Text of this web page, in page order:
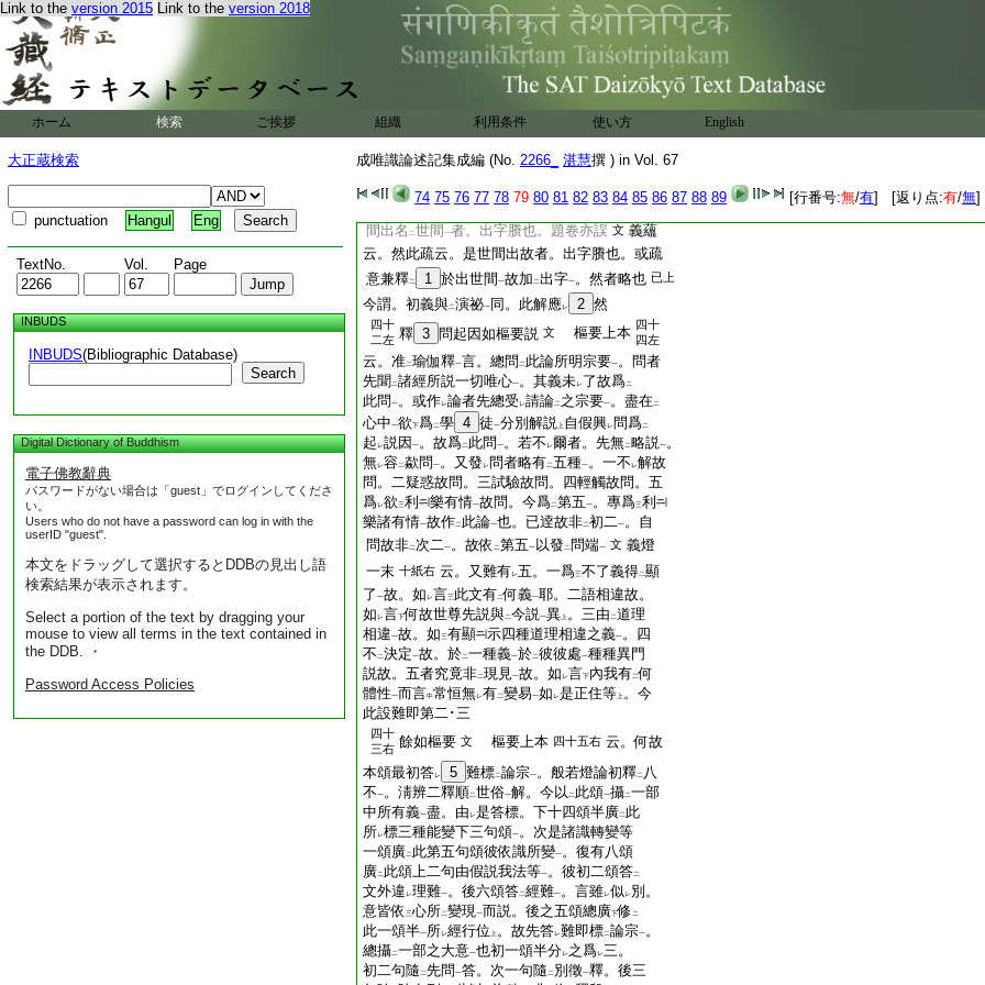
Link to the version 2015 Link to the version 2018
ホーム 検索 ご挨拶 組織 利用条件 使い方 English
大正蔵検索
punctuation Hangul Eng
TextNo. Vol. Page
INBUDS
INBUDS(Bibliographic Database)
Search
Digital Dictionary of Buddhism
電子佛教辭典
パスワードがない場合は「guest」でログインしてくださ
い。
Users who do not have a password can log in with the
userID "guest".
本文をドラッグして選択するとDDBの見出し語
検索結果が表示されます。
Select a portion of the text by dragging your
mouse to view all terms in the text contained in
the DDB. ・
Password Access Policies
成唯識論述記集成編 (No. 2266_ 湛慧撰 ) in Vol. 67
74 75 76 77 78 79 80 81 82 83 84 85 86 87 88 89 [行番号:無/有] [返り点:有/無]
那生滅後依 於前 而得 起故。名二依世間 。一
切諸法皆七囀聲之所目故。第八呼聲以
召
彼故更無二別義一 。故略不 レ 説 文 演祕云。按 二彼
云。是六 11 波羅蜜何因縁故
。舍利子。世間者。謂六波
羅蜜是世間故。乃至依二 世間 二世間 一
故。拔
出世間 故。由 世間 一出故。爲 二 世間 出
故。從 二 世間 出故。世之出故。依 世間
出故。
出世間 。詳曰。准 此經文 。疏所 引云 是世
間出名 二世間 一者。出字賸也。題卷亦誤 文 義蘊
云。然此疏云。是世間出故者。出字賸也。或疏
意兼釋二 1 於出世間 一故加 二出字一。然者略也 已上
今謂。初義與二演祕一 同。此解應レ 2 然
四十
二左 釋 3 問起因如樞要説 文 樞要上本 四十
四左
云。准二瑜伽釋一言。總問 二 此論所明宗要一。問者
先聞 二諸經所説一切唯心一。其義未レ了故爲二
此問一。或作レ論者先總受 レ請論二 之宗要一。盡在二
心中一欲下爲二學 4 徒一分別解説 上 自假興レ問爲二
起 レ説因 一。故爲二 此問一。若不 レ爾者。先無二略説一。
無レ容二歘問一。又發 レ問者略有二五種一。一不 レ解故
問。二疑惑故問。三試驗故問。四輕觸故問。五
爲レ欲三利 樂有情一故問。今爲二第五一。專爲三利
樂諸有情一故作二 此論一也。已逹故非二初二一。自
問故非二次二一。故依 二第五一 以發 二 問端一 文 義燈
一末 十紙右 云。又難有レ五。一爲三不了義得二顯
了 一故。如 レ言三此文有二何義一耶。二語相違故。
如 レ言下何故世尊先説與二今説一異 上 。三由 二道理
相違一故。如三有顯 示四種道理相違之義一。四
不 二決定一故。於二一種義一於二彼彼處一種種異門
説故。五者究竟非二現見一故。如 レ言下內我有二何
體性一而言中常恒無レ有二變易一如 レ是正住等 上 。今
此設難即第二･三
四十
三右 餘如樞要 文 樞要上本 四十五右 云。何故
本頌最初答レ 5 難標二論宗一。般若燈論初釋二 八
不一。淸辨二釋順二世俗一解。今以 二 此頌一攝二一部
中所有義一盡。由 レ是答標。下十四頌半廣二 此
所レ標三種能變下三句頌一。次是諸識轉變等
一頌廣二 此第五句頌彼依識所變一。復有八頌
廣二 此頌上二句由假説我法等一。彼初二頌答二
文外違 レ理難一。後六頌答二經難一。言雖レ似レ別。
意皆依 三心所二變現一而説。後之五頌總廣下修 二
此一頌半一所レ經行位 上 。故先答レ難即標二論宗一。
總攝二一部之大意一也初一頌半分レ之爲レ三。
初二句隨 二先問一答。次一句隨 二 別徵一釋。後三